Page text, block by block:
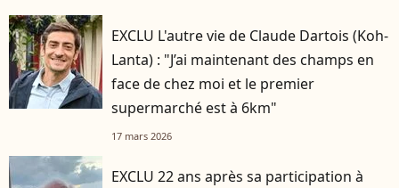
EXCLU L'autre vie de Claude Dartois (Koh-
Lanta) : "J’ai maintenant des champs en
face de chez moi et le premier
supermarché est à 6km"
17 mars 2026
EXCLU 22 ans après sa participation à